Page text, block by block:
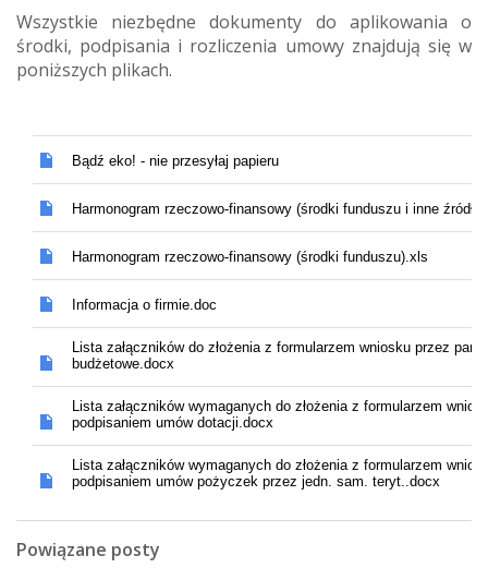
Wszystkie niezbędne dokumenty do aplikowania o
środki, podpisania i rozliczenia umowy znajdują się w
poniższych plikach.
Powiązane posty